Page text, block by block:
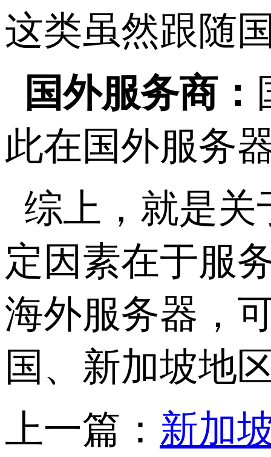
这类虽然跟随
国外服务商：
此在国外服务
综上，就是关
定因素在于服
海外服务器，
国、新加坡地
上一篇： 新加